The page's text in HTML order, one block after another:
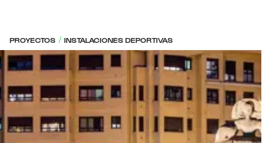
PROYECTOS / INSTALACIONES DEPORTIVAS